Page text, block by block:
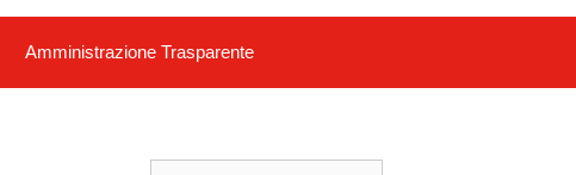
Amministrazione Trasparente